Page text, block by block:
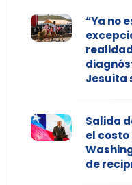
“Ya no
Jesuita
Salida
el
de